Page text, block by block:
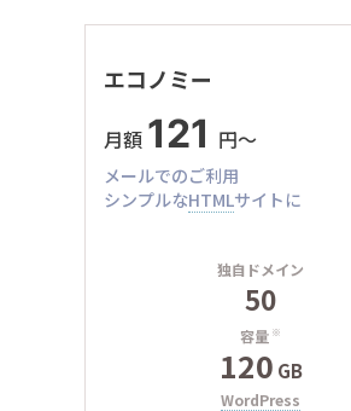
エコノミー
月額 121 円〜
メールでのご利用
シンプルなHTMLサイトに
独自ドメイン
50
容量 ※
120 GB
WordPress